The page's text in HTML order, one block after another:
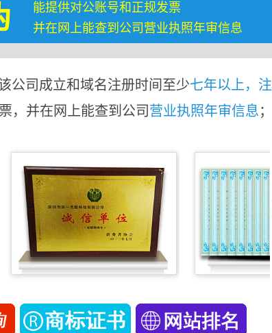
能提供对公账号和正规发票
并在网上能查到公司营业执照年审信息
公司成立和域名注册时间至少七年以上，
，并在网上能查到公司 营业执照年审信息；